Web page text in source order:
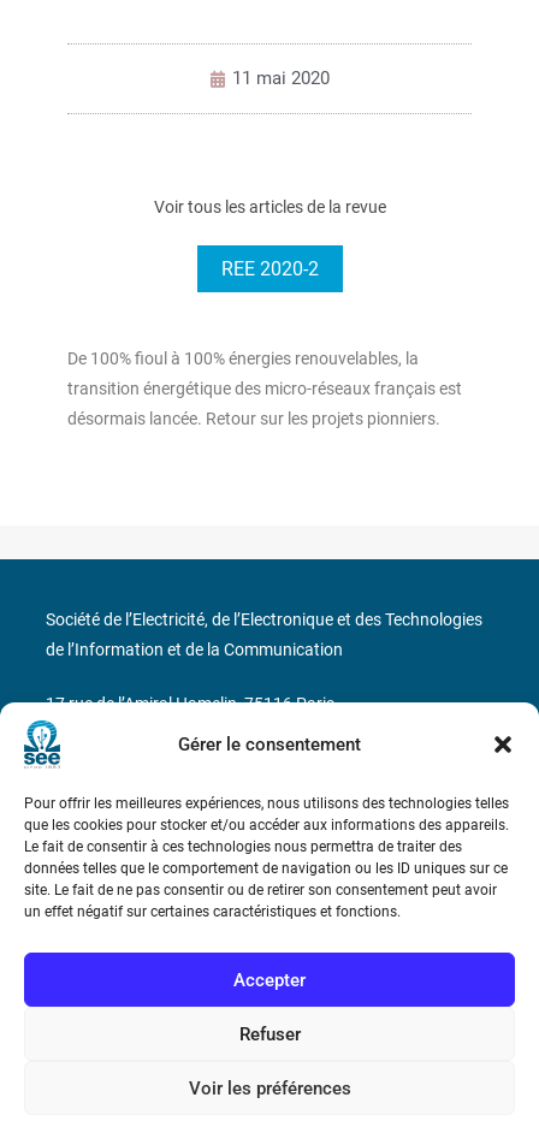
Gérer le consentement
Pour offrir les meilleures expériences, nous utilisons des technologies telles
que les cookies pour stocker et/ou accéder aux informations des appareils.
Le fait de consentir à ces technologies nous permettra de traiter des
données telles que le comportement de navigation ou les ID uniques sur ce
site. Le fait de ne pas consentir ou de retirer son consentement peut avoir
un effet négatif sur certaines caractéristiques et fonctions.
Accepter
Refuser
Voir les préférences
11 mai 2020
Voir tous les articles de la revue
REE 2020-2
De 100% fioul à 100% énergies renouvelables, la
transition énergétique des micro-réseaux français est
désormais lancée. Retour sur les projets pionniers.
Bicentenaire des découvertes d’André-
Conditions Générales de Vente
Société de l’Electricité, de l’Electronique et des Technologies
de l’Information et de la Communication
17 rue de l’Amiral Hamelin75116 Paris
Métro : « Boissière » Ligne 6 et « Iéna » Ligne 9
Téléphone : (+33) 1 56 90 37 17
N° de SIREN : 785 393 232, Code APE : 9412Z TVA intra-
communautaire : FR44 785 393 232